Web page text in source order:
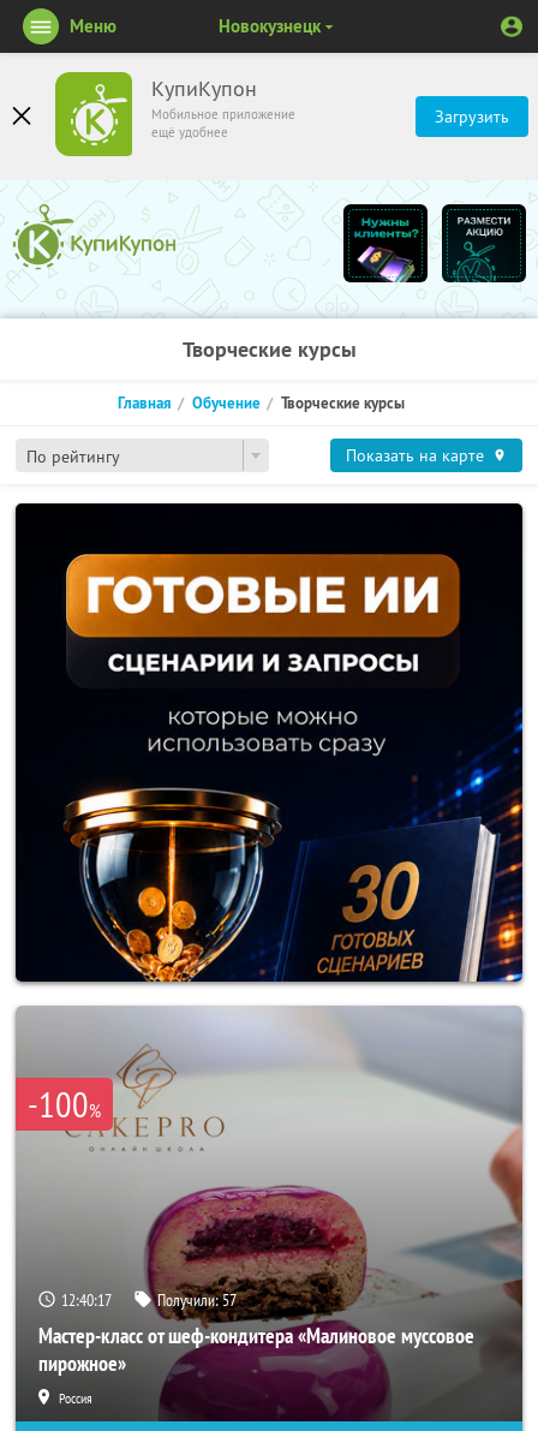
КупиКупон
Мобильное приложение
ещё удобнее
Загрузить
Меню Новокузнецк
Творческие курсы
По рейтингу
Главная Обучение Творческие курсы
Показать на карте
-100%
12:40:17 Получили:57
Мастер-класс от шеф-кондитера «Малиновое муссовое
пирожное»
Россия